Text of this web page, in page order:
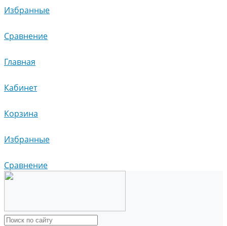
Избранные
Сравнение
Главная
Кабинет
Корзина
Избранные
Сравнение